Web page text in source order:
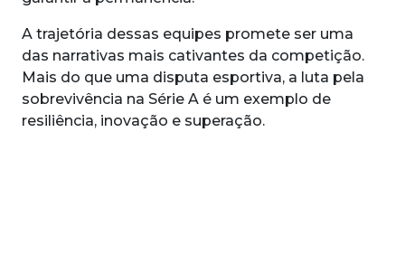
A trajetória dessas equipes promete ser uma
das narrativas mais cativantes da competição.
Mais do que uma disputa esportiva, a luta pela
sobrevivência na Série A é um exemplo de
resiliência, inovação e superação.